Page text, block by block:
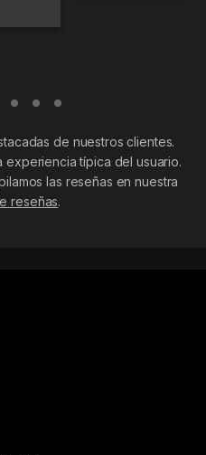
de nuestros clientes.
experiencia típica del usuario.
las reseñas en nuestra
reseñas.